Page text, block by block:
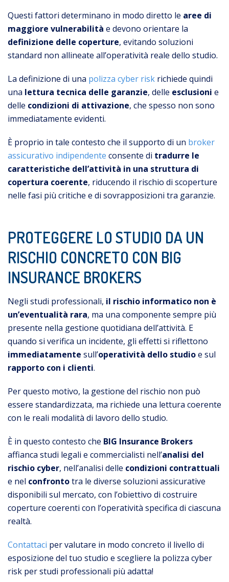
Questi fattori determinano in modo diretto le aree di
maggiore vulnerabilità e devono orientare la
definizione delle coperture, evitando soluzioni
standard non allineate all’operatività reale dello studio.
La definizione di una polizza cyber risk richiede quindi
una lettura tecnica delle garanzie, delle esclusioni e
delle condizioni di attivazione, che spesso non sono
immediatamente evidenti.
È proprio in tale contesto che il supporto di un broker
assicurativo indipendente consente di tradurre le
caratteristiche dell’attività in una struttura di
copertura coerente, riducendo il rischio di scoperture
nelle fasi più critiche e di sovrapposizioni tra garanzie.
PROTEGGERE LO STUDIO DA UN
RISCHIO CONCRETO CON BIG
INSURANCE BROKERS
Negli studi professionali, il rischio informatico non è
un’eventualità rara, ma una componente sempre più
presente nella gestione quotidiana dell’attività. E
quando si verifica un incidente, gli effetti si riflettono
immediatamente sull’operatività dello studioe sul
rapporto con i clienti.
Per questo motivo, la gestione del rischio non può
essere standardizzata, ma richiede una lettura coerente
con le reali modalità di lavoro dello studio.
È in questo contesto che BIG Insurance Brokers
affianca studi legali e commercialisti nell’analisi del
rischio cyber, nell’analisi delle condizioni contrattuali
e nel confrontotra le diverse soluzioni assicurative
disponibili sul mercato, con l’obiettivo di costruire
coperture coerenti con l’operatività specifica di ciascuna
realtà.
Contattaci per valutare in modo concreto il livello di
esposizione del tuo studio e scegliere la polizza cyber
risk per studi professionali più adatta!